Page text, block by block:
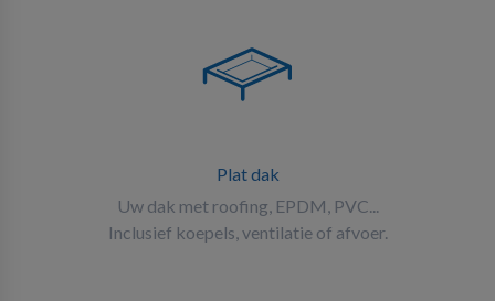
Plat dak
Uw dak met roofing, EPDM, PVC...
Inclusief koepels, ventilatie of afvoer.